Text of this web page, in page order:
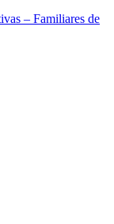
– Familiares de